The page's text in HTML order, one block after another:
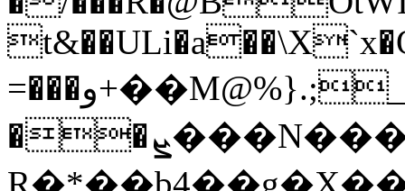
=���و+��M@%}.;_E!��0|�|
��ܨ���N���?